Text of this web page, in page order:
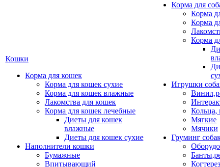
Кошки
Корма для кошек
Корма для кошек сухие
Корма для кошек влажные
Лакомства для кошек
Корма для кошек лечебные
Диеты для кошек
влажные
Диеты для кошек сухие
Наполнители кошки
Бумажные
Впитывающий
Корма для
Корма
Корма
Корма
Игрушки
Кольца,
Мягкие
Мячики
Груминг